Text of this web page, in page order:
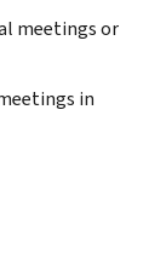
meetings or
in